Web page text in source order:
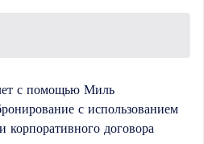
с помощью Миль
с использованием
договора